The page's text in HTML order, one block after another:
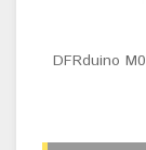
DFRduino M0